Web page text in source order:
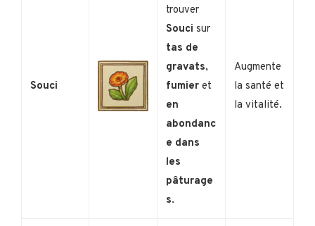
Souci
trouver
Souci sur
tas de
gravats,
fumier et
en
abondanc
e dans
les
pâturage
s.
Augmente
la santé et
la vitalité.